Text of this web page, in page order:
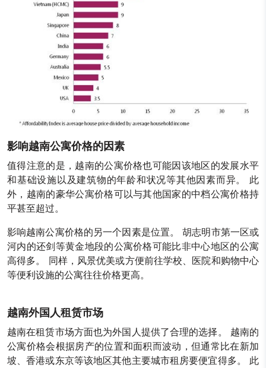
影响越南公寓价格的因素
值得注意的是，越南的公寓价格也可能因该地区的发展水平
和基础设施以及建筑物的年龄和状况等其他因素而异。 此
外，越南的豪华公寓价格可以与其他国家的中档公寓价格持
平甚至超过。
影响越南公寓价格的另一个因素是位置。 胡志明市第一区或
河内的还剑等黄金地段的公寓价格可能比非中心地区的公寓
高得多。 同样，风景优美或方便前往学校、医院和购物中心
等便利设施的公寓往往价格更高。
越南外国人租赁市场
越南在租赁市场方面也为外国人提供了合理的选择。 越南的
公寓价格会根据房产的位置和面积而波动，但通常比在新加
坡、香港或东京等该地区其他主要城市租房要便宜得多。 此